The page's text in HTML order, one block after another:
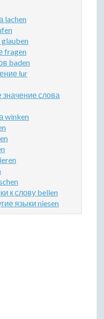
lachen
glauben
fragen
baden
lur
слова
winken
к слову bellen
языки niesen